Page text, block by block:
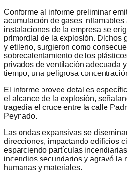
Conforme al informe preliminar
acumulación de gases inflamables
instalaciones de la empresa se
primordial de la explosión. Dichos
y etileno, surgieron como
sobrecalentamiento de los
privados de ventilación adecuada
tiempo, una peligrosa
El informe provee detalles
el alcance de la explosión,
tragedia el cruce entre la calle
Peynado.
Las ondas expansivas se
direcciones, impactando edificios
esparciendo partículas
incendios secundarios y agravó la
humanas y materiales.